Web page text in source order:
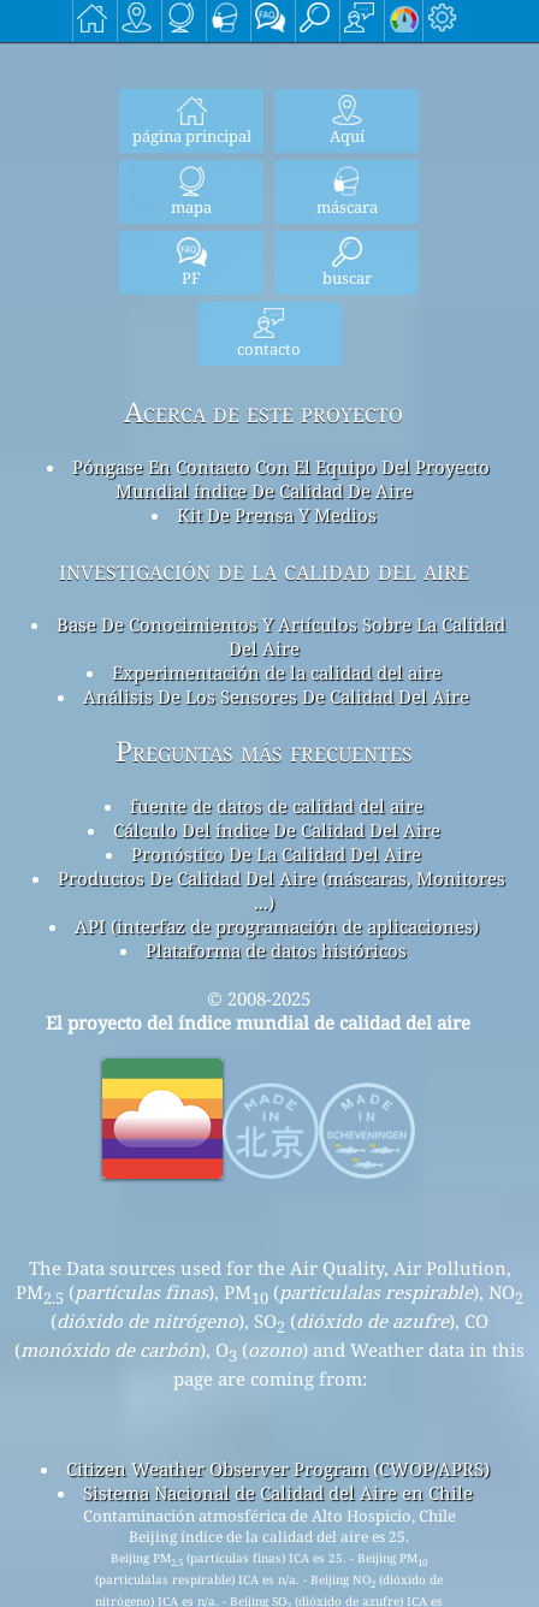
página principal Aquí
mapa máscara
PF buscar
contacto
Acerca de este proyecto
Póngase En Contacto Con El Equipo Del Proyecto
Mundial índice De Calidad De Aire
Kit De Prensa Y Medios
investigación de la calidad del aire
Base De Conocimientos Y Artículos Sobre La Calidad
Del Aire
Experimentación de la calidad del aire
Análisis De Los Sensores De Calidad Del Aire
Preguntas más frecuentes
fuente de datos de calidad del aire
Cálculo Del índice De Calidad Del Aire
Pronóstico De La Calidad Del Aire
Productos De Calidad Del Aire (máscaras, Monitores
...)
API (interfaz de programación de aplicaciones)
Plataforma de datos históricos
© 2008-2025
El proyecto del índice mundial de calidad del aire
The Data sources used for the Air Quality, Air Pollution,
PM2.5 (partículas finas), PM10 (particulalas respirable), NO2
(dióxido de nitrógeno), SO2 (dióxido de azufre), CO
(monóxido de carbón), O3 (ozono) and Weather data in this
page are coming from:
Citizen Weather Observer Program (CWOP/APRS)
Sistema Nacional de Calidad del Aire en Chile
Contaminación atmosférica de Alto Hospicio, Chile
Beijing índice de la calidad del aire es 25.
Beijing PM2.5 (partículas finas) ICA es 25. - Beijing PM10
(particulalas respirable) ICA es n/a. - Beijing NO2 (dióxido de
nitrógeno) ICA es n/a. - Beijing SO (dióxido de azufre) ICA es